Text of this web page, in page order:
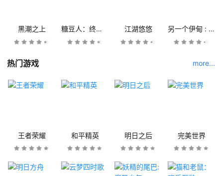
黑潮之上 糖豆人：终极淘汰赛 江湖悠悠 另一个伊甸 : 超越时空的猫
热门游戏 more...
王者荣耀 和平精英 明日之后 完美世界